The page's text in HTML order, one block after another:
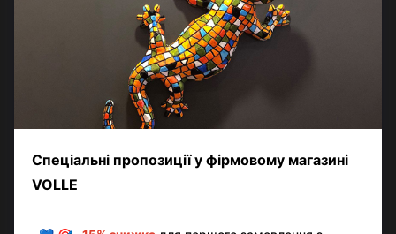
Додайте перший відгук